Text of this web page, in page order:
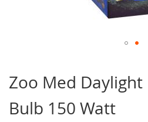
het
begin
van
de
Zoo Med Daylight
Bulb 150 Watt